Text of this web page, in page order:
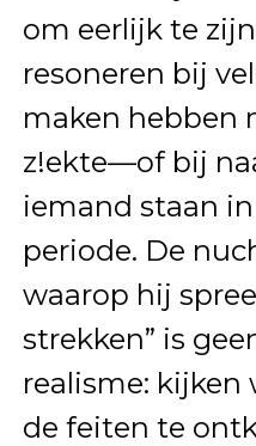
om eerlijk te
resoneren bij
maken hebben
z!ekte—of bij
iemand staan
periode. De
waarop hij
strekken” is
realisme: kijken
de feiten te